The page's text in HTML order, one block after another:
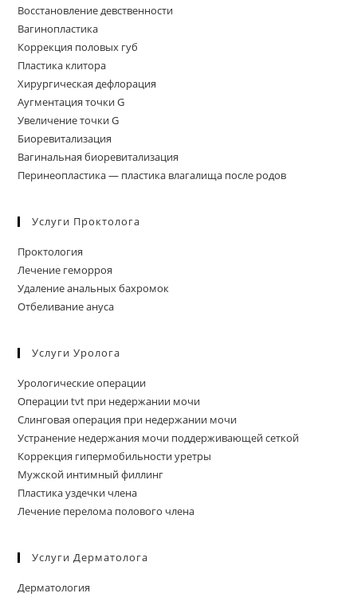
Восстановление девственности
Вагинопластика
Коррекция половых губ
Пластика клитора
Хирургическая дефлорация
Аугментация точки G
Увеличение точки G
Биоревитализация
Вагинальная биоревитализация
Перинеопластика — пластика влагалища после родов
Услуги Проктолога
Проктология
Лечение геморроя
Удаление анальных бахромок
Отбеливание ануса
Услуги Уролога
Урологические операции
Операции tvt при недержании мочи
Слинговая операция при недержании мочи
Устранение недержания мочи поддерживающей сеткой
Коррекция гипермобильности уретры
Мужской интимный филлинг
Пластика уздечки члена
Лечение перелома полового члена
Услуги Дерматолога
Дерматология